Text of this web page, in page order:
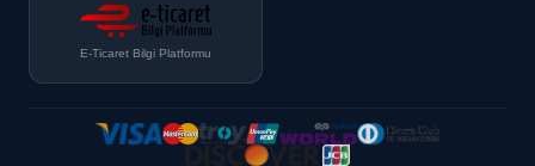
E-Ticaret Bilgi Platformu